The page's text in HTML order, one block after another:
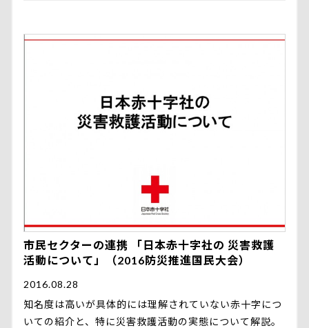
市民セクターの連携 「日本赤十字社の 災害救護
活動について」（2016防災推進国民大会）
2016.08.28
知名度は高いが具体的には理解されていない赤十字につ
いての紹介と、特に災害救護活動の実態について解説。